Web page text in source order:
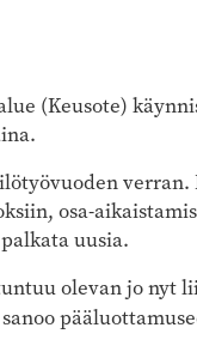
(Keusote)
osa-
uusia.
olevan jo nyt